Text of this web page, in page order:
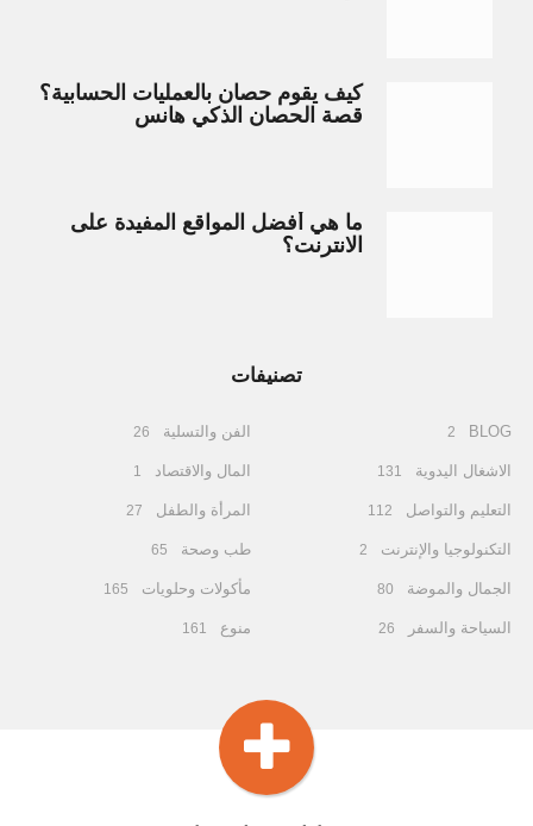
كيف يقوم حصان بالعمليات الحسابية؟
قصة الحصان الذكي هانس
ما هي أفضل المواقع المفيدة على
الانترنت؟
تصنيفات
BLOG
2
الاشغال اليدوية 131
التعليم والتواصل 112
التكنولوجيا والإنترنت 2
الجمال والموضة 80
السياحة والسفر 26
الفن والتسلية 26
المال والاقتصاد 1
المرأة والطفل 27
طب وصحة 65
مأكولات وحلويات 165
منوع 161